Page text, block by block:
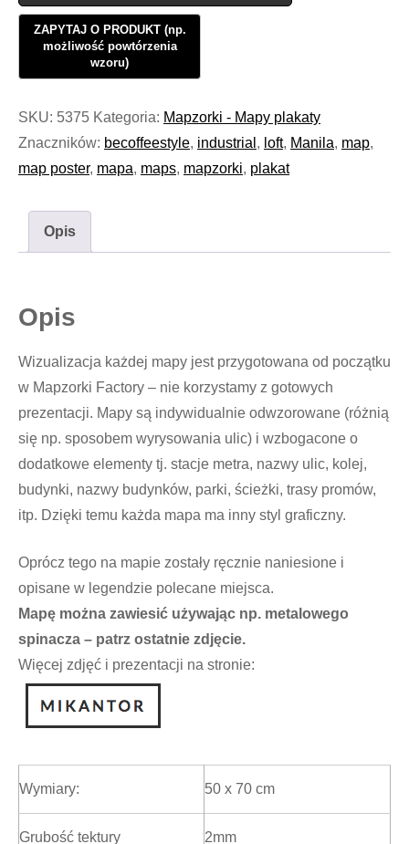
SKU: 5375 Kategoria: Mapzorki - Mapy plakaty
Znaczników: becoffeestyle, industrial , loft, Manila, map,
map poster, mapa, maps, mapzorki, plakat
Opis
Opis
Wizualizacja każdej mapy jest przygotowana od początku
w Mapzorki Factory – nie korzystamy z gotowych
prezentacji. Mapy są indywidualnie odwzorowane (różnią
się np. sposobem wyrysowania ulic) i wzbogacone o
dodatkowe elementy tj. stacje metra, nazwy ulic, kolej,
budynki, nazwy budynków, parki, ścieżki, trasy promów,
itp. Dzięki temu każda mapa ma inny styl graficzny.
Oprócz tego na mapie zostały ręcznie naniesione i
opisane w legendzie polecane miejsca.
Mapę można zawiesić używając np. metalowego
spinacza – patrz ostatnie zdjęcie.
Więcej zdjęć i prezentacji na stronie:
Wymiary: 50 x 70 cm
Grubość tektury 2mm